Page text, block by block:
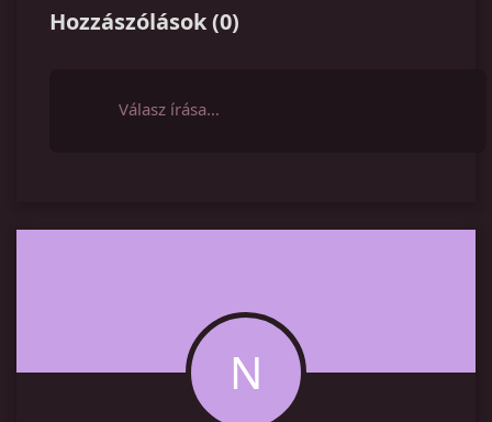
Hozzászólások(0)
Válasz írása…
N